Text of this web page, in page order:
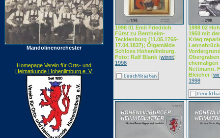
Mandolinenorchester
Homepage Verein für Orts- und
Heimatkunde Hohenlimburg e. V.
1998 01 Emil Friedrich
Fürst zu Bentheim-
Tecklenburg (11.05.1765-
17.04.1837); Ölgemälde
Schloss Hohenlimburg.
Foto: Ralf Blank (winnit)
1998
1998 02
1950 mit
Krieg
ehemaligen
Nettmann.
Bleicher (
1998